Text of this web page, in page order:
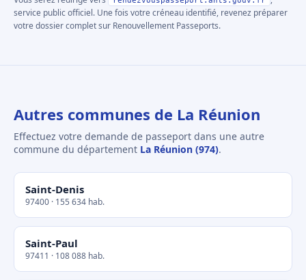
service public officiel. Une fois votre créneau identifié, revenez préparer
votre dossier complet sur Renouvellement Passeports.
Autres communes de La Réunion
Effectuez votre demande de passeport dans une autre
commune du département La Réunion (974).
Saint-Denis
97400 · 155 634 hab.
Saint-Paul
97411 · 108 088 hab.